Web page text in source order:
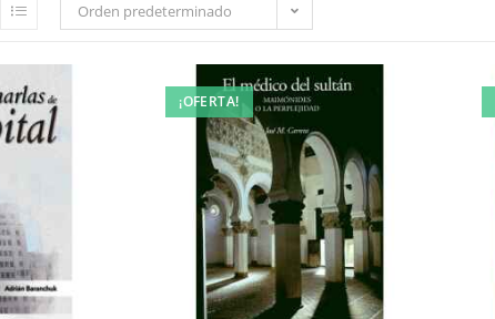
Orden predeterminado
¡OFERTA!